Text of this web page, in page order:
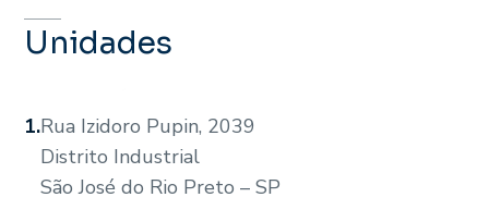
Unidades
1.Rua Izidoro Pupin, 2039
Distrito Industrial
São José do Rio Preto – SP